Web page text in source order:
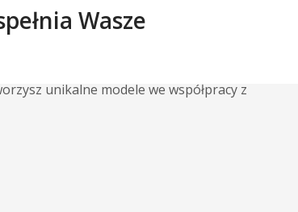
Wasze
unikalne modele we współpracy z